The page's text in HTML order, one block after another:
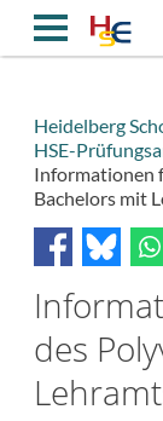
Inhalt
Breadcrumb
Heidelberg
HSE-
Informationen
Bachelors mit
des